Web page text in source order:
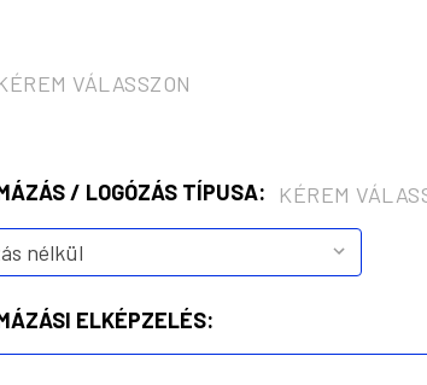
VÁLASSZON
/ LOGÓZÁS TÍPUSA: KÉREM
ELKÉPZELÉS: